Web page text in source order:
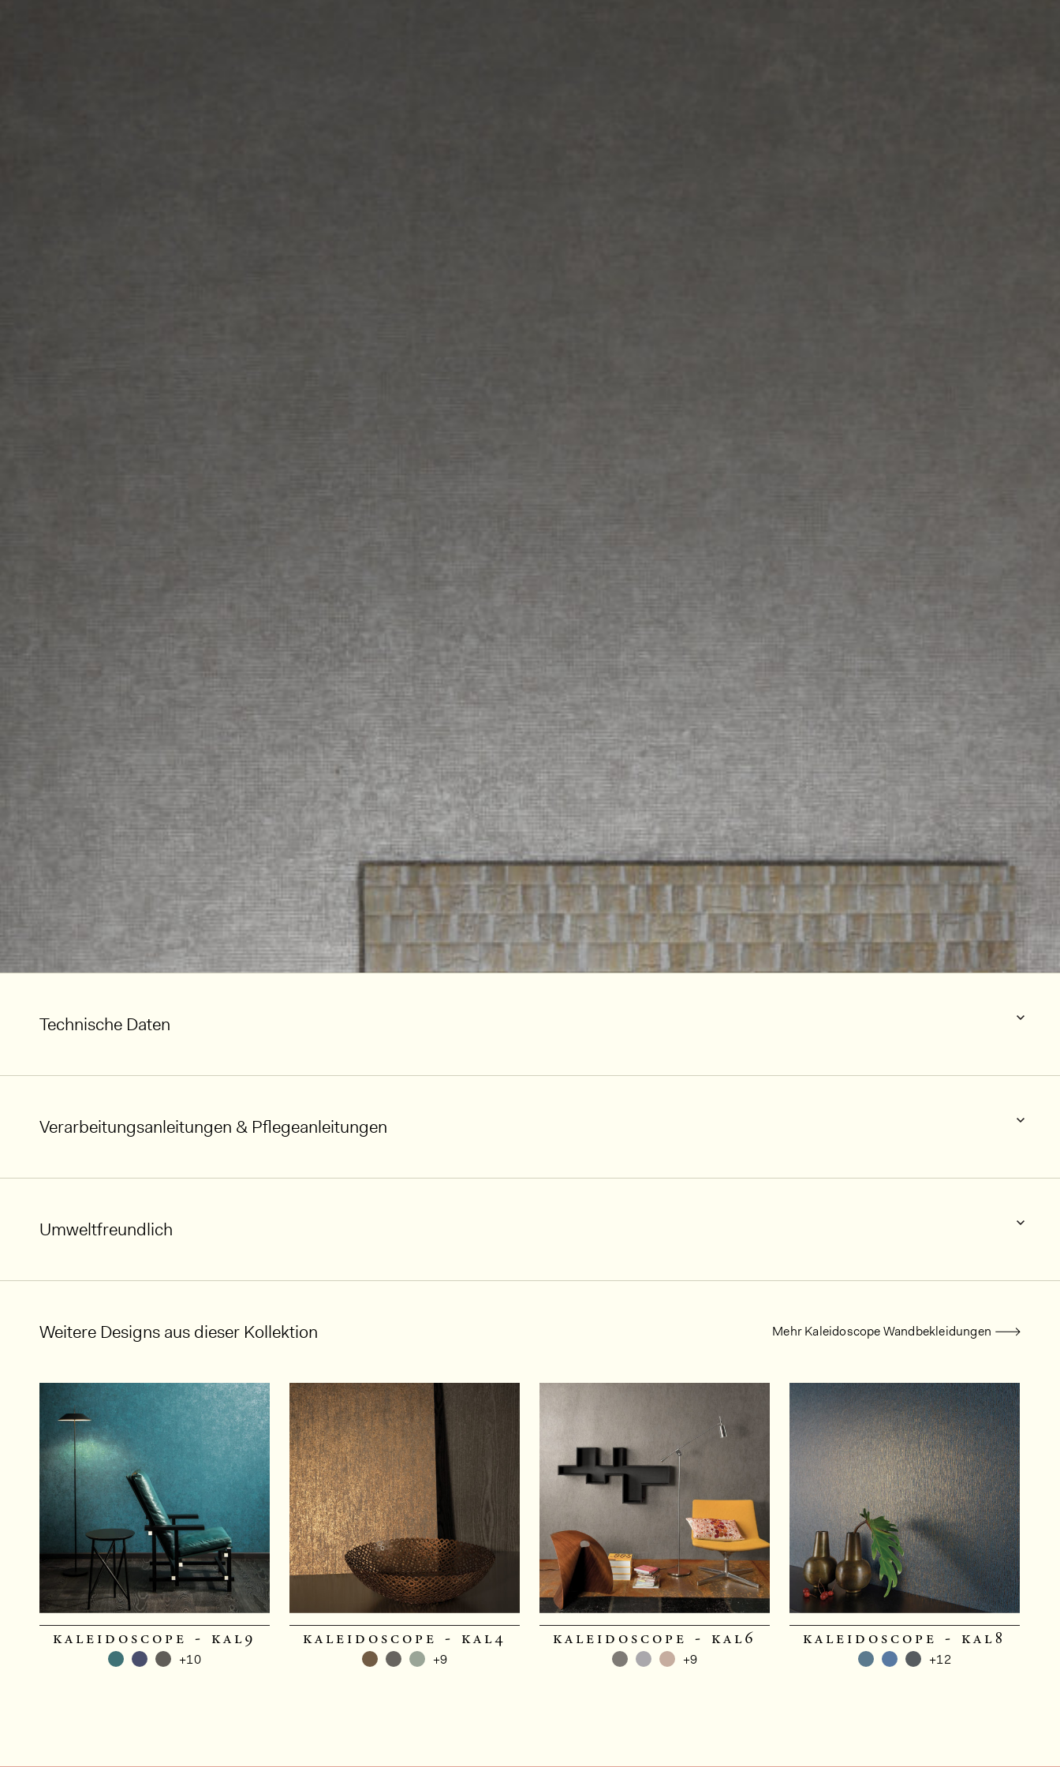
Technische Daten
Verarbeitungsanleitungen & Pflegeanleitungen
Umweltfreundlich
Weitere Designs aus dieser Kollektion Mehr Kaleidoscope Wandbekleidungen
kaleidoscope - kal9
+10
kaleidoscope - kal4
+9
kaleidoscope - kal6
+9
kaleidoscope - kal8
+12